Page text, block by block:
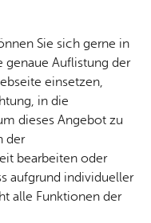
Öffnungszeiten
Sie sich gerne in
genaue Auflistung der
einsetzen,
in die
dieses Angebot zu
der
bearbeiten oder
aufgrund individueller
alle Funktionen der